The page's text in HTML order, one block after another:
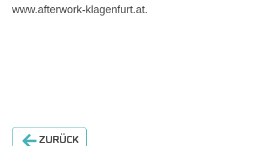
www.afterwork-klagenfurt.at.
ZURÜCK